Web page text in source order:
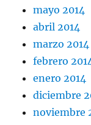
mayo 2014
abril 2014
marzo 2014
febrero
enero 2014
diciembre
noviembre